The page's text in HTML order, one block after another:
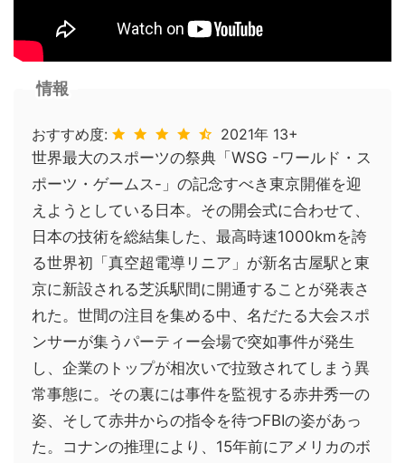
情報
おすすめ度:
2021年 13+
世界最大のスポーツの祭典「WSG -ワールド・ス
ポーツ・ゲームス-」の記念すべき東京開催を迎
えようとしている日本。その開会式に合わせて、
日本の技術を総結集した、最高時速1000kmを誇
る世界初「真空超電導リニア」が新名古屋駅と東
京に新設される芝浜駅間に開通することが発表さ
れた。世間の注目を集める中、名だたる大会スポ
ンサーが集うパーティー会場で突如事件が発生
し、企業のトップが相次いで拉致されてしまう異
常事態に。その裏には事件を監視する赤井秀一の
姿、そして赤井からの指令を待つFBIの姿があっ
た。コナンの推理により、15年前にアメリカのボ